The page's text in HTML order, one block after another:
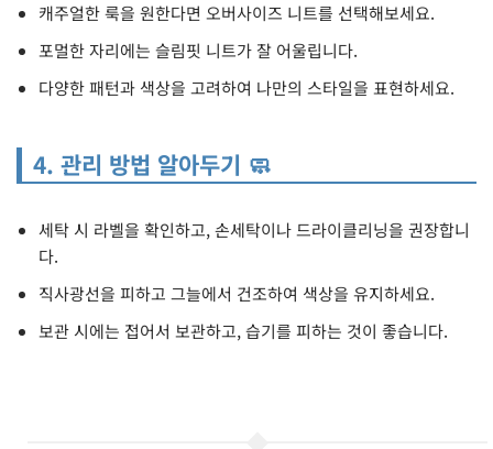
캐주얼한 룩을 원한다면 오버사이즈 니트를 선택해보세요.
포멀한 자리에는 슬림핏 니트가 잘 어울립니다.
다양한 패턴과 색상을 고려하여 나만의 스타일을 표현하세요.
4. 관리 방법 알아두기 🧼
세탁 시 라벨을 확인하고, 손세탁이나 드라이클리닝을 권장합니
다.
직사광선을 피하고 그늘에서 건조하여 색상을 유지하세요.
보관 시에는 접어서 보관하고, 습기를 피하는 것이 좋습니다.